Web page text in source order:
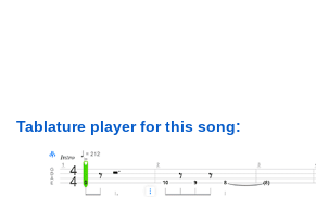
Tablature player for this song: